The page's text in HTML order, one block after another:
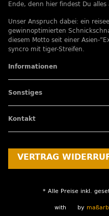
Ende, denn hier findest Du alles
Unser Anspruch dabei: ein
gewinnoptimierten
diesem Motto seit einer Asien-
syncro mit tiger-Streifen.
Informationen
Sonstiges
Kontakt
VERTRAG
* Alle Preise inkl.
with by